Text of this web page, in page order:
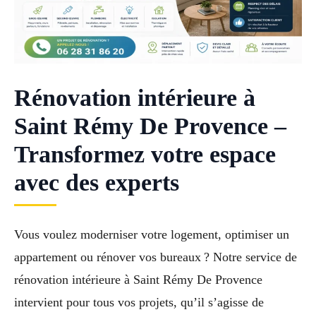
Rénovation intérieure à
Saint Rémy De Provence –
Transformez votre espace
avec des experts
Vous voulez moderniser votre logement, optimiser un
appartement ou rénover vos bureaux ? Notre service de
rénovation intérieure à Saint Rémy De Provence
intervient pour tous vos projets, qu’il s’agisse de